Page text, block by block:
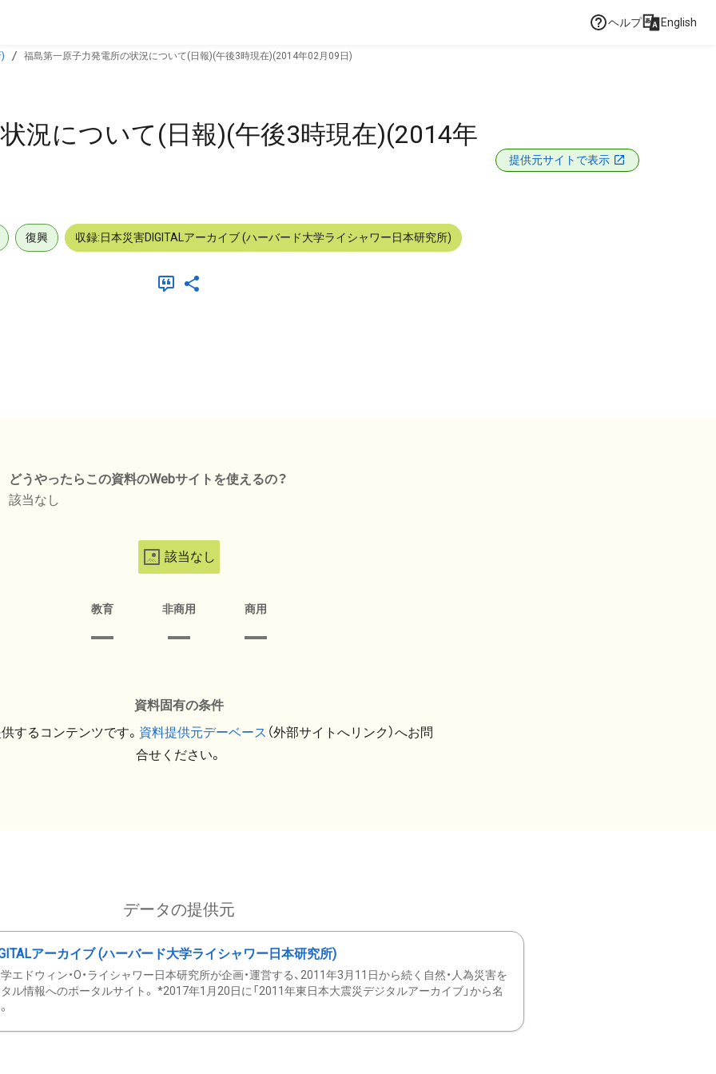
ヘルプ English
福島第一原子力発電所の状況について(日報)(午後3時現在)(2014年02月09日)
況について(日報)(午後3時現在)(2014年
提供元サイトで表示
復興 収録:日本災害DIGITALアーカイブ (ハーバード大学ライシャワー日本研究所)
どうやったらこの資料のWebサイトを使えるの？
該当なし
該当なし
教育 非商用 商用
資料固有の条件
するコンテンツです。 資料提供元デーベース （外部サイトへリンク）へお問
合せください。
データの提供元
アーカイブ (ハーバード大学ライシャワー日本研究所)
エドウィン・O・ライシャワー日本研究所が企画・運営する、2011年3月11日から続く自然・人為災害を
ル情報へのポータルサイト。 *2017年1月20日に「2011年東日本大震災デジタルアーカイブ」から名